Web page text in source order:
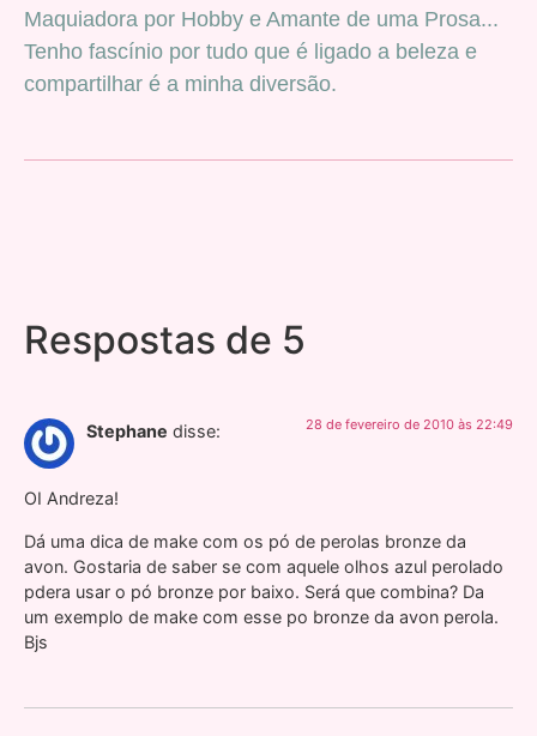
Maquiadora por Hobby e Amante de uma Prosa...
Tenho fascínio por tudo que é ligado a beleza e
compartilhar é a minha diversão.
Respostas de 5
Stephane disse: 28 de fevereiro de 2010 às 22:49
OI Andreza!
Dá uma dica de make com os pó de perolas bronze da
avon. Gostaria de saber se com aquele olhos azul perolado
pdera usar o pó bronze por baixo. Será que combina? Da
um exemplo de make com esse po bronze da avon perola.
Bjs